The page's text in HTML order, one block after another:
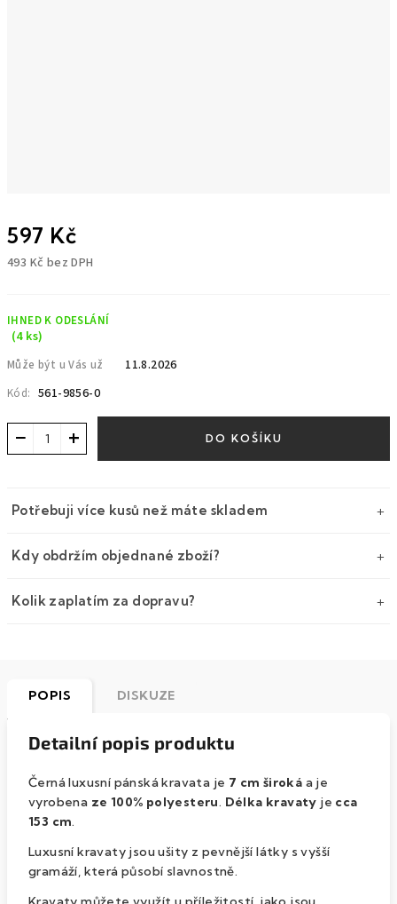
597 Kč
493 Kč bez DPH
IHNED K ODESLÁNÍ
(4 ks)
Může být u Vás už 11.8.2026
Kód: 561-9856-0
+
− DO KOŠÍKU
Potřebuji více kusů než máte skladem
Kdy obdržím objednané zboží?
Kolik zaplatím za dopravu?
POPIS DISKUZE
Detailní popis produktu
Černá luxusní pánská kravata je 7 cm široká a je
vyrobena ze 100% polyesteru. Délka kravaty je cca
153 cm.
Luxusní kravaty jsou ušity z pevnější látky s vyšší
gramáží, která působí slavnostně.